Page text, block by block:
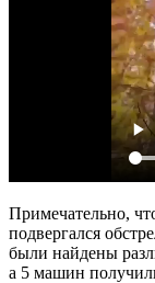
Примечательно,
подвергался
были найдены
а 5 машин